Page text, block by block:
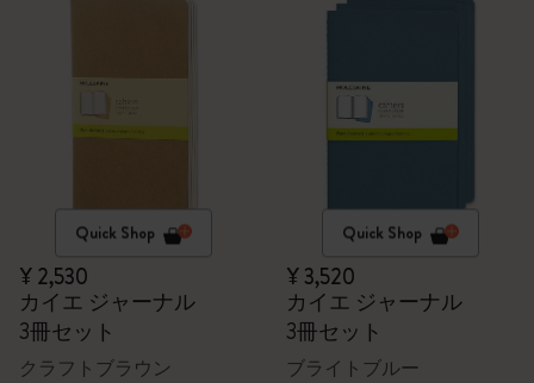
Quick Shop
¥ 2,530
カイエ ジャーナル
3冊セット
クラフトブラウン
Quick Shop
¥ 3,520
カイエ ジャーナル
3冊セット
ブライトブルー